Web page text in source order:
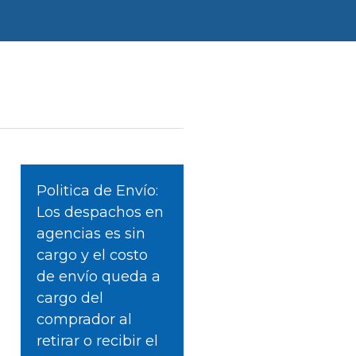
Politica de Envío:
Los despachos en
agencias es sin
cargo y el costo
de envío queda a
cargo del
comprador al
retirar o recibir el